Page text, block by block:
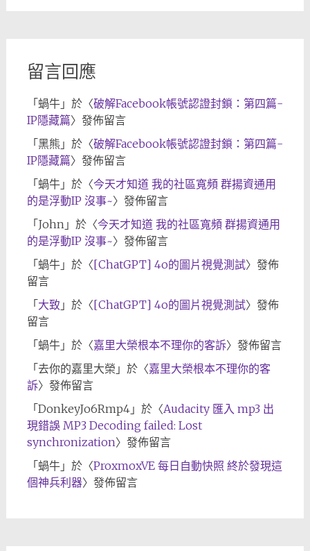
留言回應
「蝸牛」於〈破解Facebook帳號認證封鎖：第四篇-
IP隱藏篇〉發佈留言
「黑熊 」於〈破解Facebook帳號認證封鎖：第四篇-
IP隱藏篇〉發佈留言
「蝸牛」於〈今天才知道 我的社區寬頻 群揚資通用
的是浮動IP 沒事~〉發佈留言
「John 」於〈今天才知道 我的社區寬頻 群揚資通用
的是浮動IP 沒事~〉發佈留言
「蝸牛」於〈[ChatGPT] 4o的圖片視覺測試〉發佈
留言
「大致 」於〈[ChatGPT] 4o的圖片視覺測試〉發佈
留言
「蝸牛」於〈嘉里大榮根本不理你的客訴〉發佈留言
「去你的嘉里大榮 」於〈嘉里大榮根本不理你的客
訴〉發佈留言
「DonkeyJo6Rmp4」於〈Audacity 匯入 mp3 出
現錯誤 MP3 Decoding failed: Lost
synchronization〉發佈留言
「蝸牛」於〈ProxmoxVE 每日自動快照 終於發現這
個神兵利器〉發佈留言